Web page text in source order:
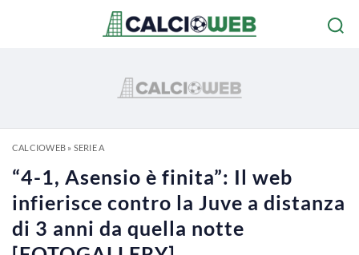
CALCIOWEB» SERIE A
“4-1, Asensio è finita”: Il web
infierisce contro la Juve a distanza
di 3 anni da quella notte